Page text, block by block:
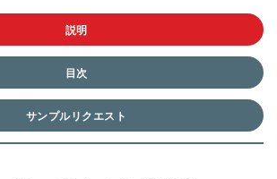
説明
目次
サンプルリクエスト